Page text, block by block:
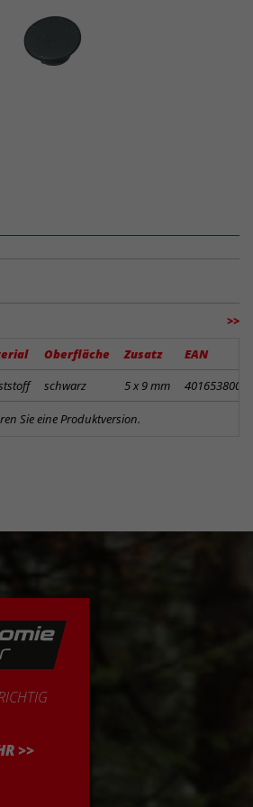
>>
Oberfläche Zusatz
EAN
schwarz 5 x 9 mm
Sie eine Produktversion.
>>